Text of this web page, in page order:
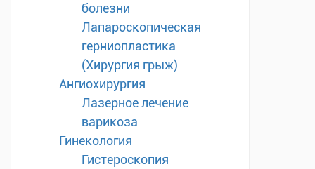
болезни
Лапароскопическая
герниопластика
(Хирургия грыж)
Ангиохирургия
Лазерное лечение
варикоза
Гинекология
Гистероскопия